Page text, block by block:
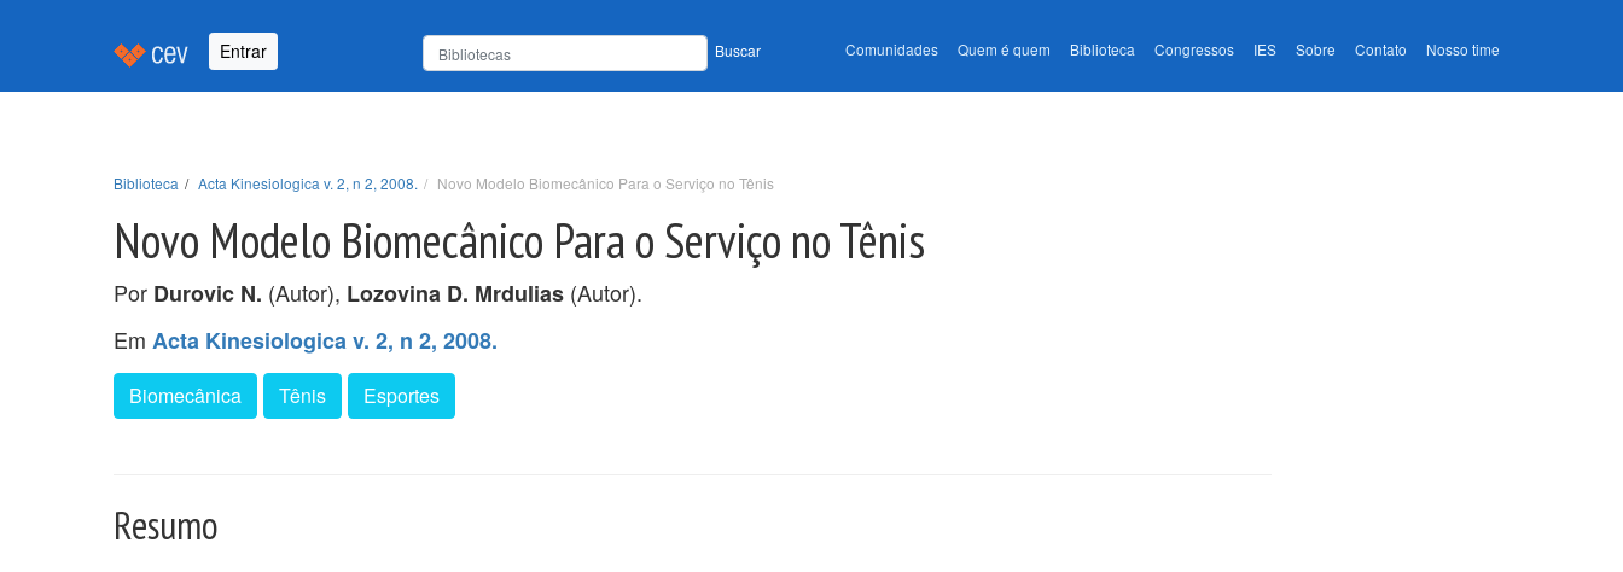
Entrar Buscar Comunidades Quem é quem Biblioteca Congressos IES Sobre Contato Nosso time
Biblioteca Acta Kinesiologica v. 2, n 2, 2008. Novo Modelo Biomecânico Para o Serviço no Tênis
Novo Modelo Biomecânico Para o Serviço no Tênis
Por Durovic N. (Autor), Lozovina D. Mrdulias (Autor).
Em Acta Kinesiologica v. 2, n 2, 2008.
Biomecânica Tênis Esportes
Resumo